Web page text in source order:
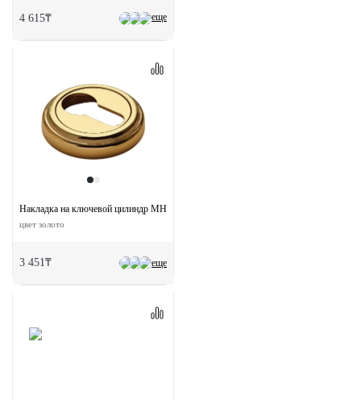
еще
4 615₸
еще
Накладка на ключевой цилиндр MH-KH-CLASSIC PG круглая
цвет золото
3 451₸